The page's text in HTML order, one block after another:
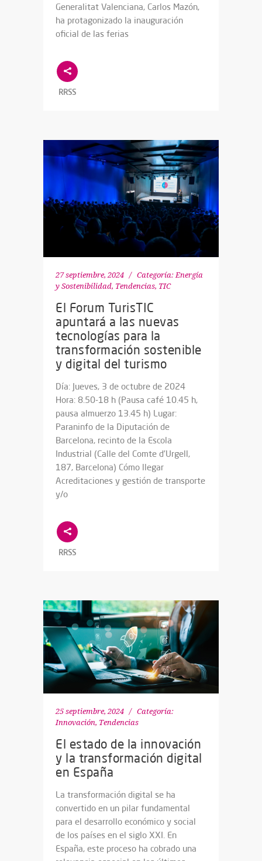
Generalitat Valenciana, Carlos Mazón,
ha protagonizado la inauguración
oficial de las ferias
RRSS
27 septiembre, 2024 Categoría: Energía
y Sostenibilidad, Tendencias, TIC
El Forum TurisTIC
apuntará a las nuevas
tecnologías para la
transformación sostenible
y digital del turismo
Día: Jueves, 3 de octubre de 2024
Hora: 8.50-18 h (Pausa café 10.45 h,
pausa almuerzo 13.45 h) Lugar:
Paraninfo de la Diputación de
Barcelona, recinto de la Escola
Industrial (Calle del Comte d’Urgell,
187, Barcelona) Cómo llegar
Acreditaciones y gestión de transporte
y/o
RRSS
25 septiembre, 2024
Categoría:
Innovación, Tendencias
El estado de la innovación
y la transformación digital
en España
La transformación digital se ha
convertido en un pilar fundamental
para el desarrollo económico y social
de los países en el siglo XXI. En
España, este proceso ha cobrado una